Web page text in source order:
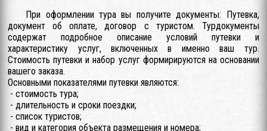
При оформлении тура вы получите документы: Путевка,
документ об оплате, договор с туристом. Турдокументы
содержат подробное описание условий путевки и
характеристику услуг, включенных в именно ваш тур.
Стоимость путевки и набор услуг формирируются на основании
вашего заказа.
Основными показателями путевки являются:
- стоимость тура;
- длительность и сроки поездки;
- список туристов;
- вид и категория объекта размещения и номера;